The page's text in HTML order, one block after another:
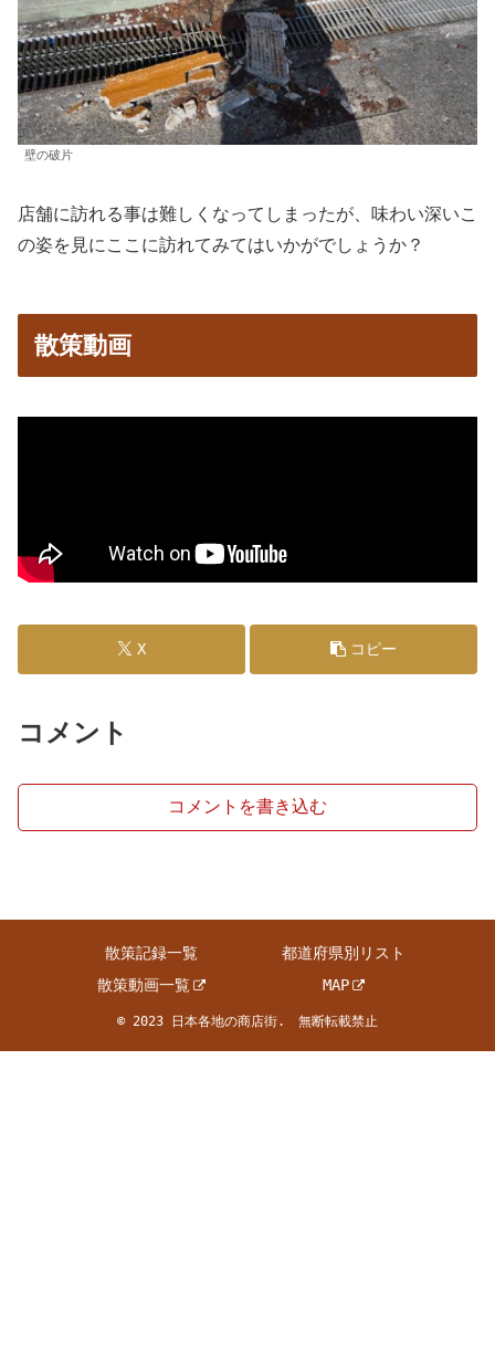
壁の破片
店舗に訪れる事は難しくなってしまったが、味わい深いこ
の姿を見にここに訪れてみてはいかがでしょうか？
散策動画
X コピー
コメント
コメントを書き込む
散策記録一覧
都道府県別リスト
散策動画一覧
MAP
© 2023 日本各地の商店街. 無断転載禁止